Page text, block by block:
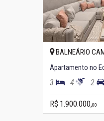
BALNEÁRIO
Apartamento no
3 4 2
R$ 1.900.000,00